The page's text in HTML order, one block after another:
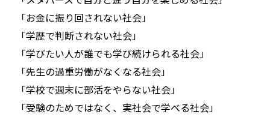
「お金に振り回されない社会」
「学歴で判断されない社会」
「学びたい人が誰でも学び続けられる社会」
「先生の過重労働がなくなる社会」
「学校で週末に部活をやらない社会」
「受験のためではなく、実社会で学べる社会」